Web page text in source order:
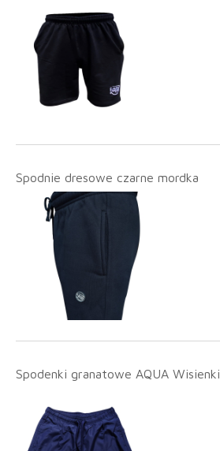
Spodnie dresowe czarne mordka
Spodenki granatowe AQUA Wisienki